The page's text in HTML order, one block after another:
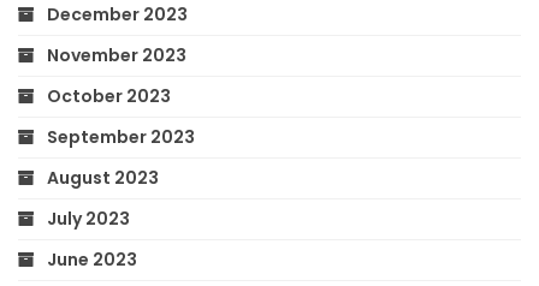
December 2023
November 2023
October 2023
September 2023
August 2023
July 2023
June 2023